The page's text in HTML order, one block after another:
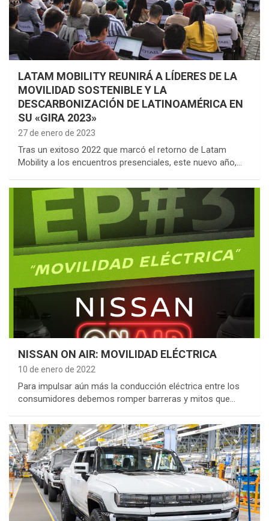
LATAM MOBILITY REUNIRÁ A LÍDERES DE LA
MOVILIDAD SOSTENIBLE Y LA
DESCARBONIZACIÓN DE LATINOAMÉRICA EN
SU «GIRA 2023»
27 de enero de 2023
Tras un exitoso 2022 que marcó el retorno de Latam
Mobility a los encuentros presenciales, este nuevo año,…
NISSAN ON AIR: MOVILIDAD ELÉCTRICA
10 de enero de 2022
Para impulsar aún más la conducción eléctrica entre los
consumidores debemos romper barreras y mitos que…